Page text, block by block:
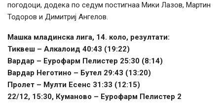
погодоци, додека по седум постигнаа Мики Лазов, Мартин
Тодоров и Димитриј Ангелов.
Машка младинска лига, 14. коло, резултати:
Тиквеш – Алкалоид 40:43 (19:22)
Вардар – Еурофарм Пелистер 25:30 (8:14)
Вардар Неготино – Бутел 29:43 (13:20)
Пролет – Мулти Есенс 31:33 (12:15)
22/12, 15:30, Куманово – Еурофарм Пелистер 2